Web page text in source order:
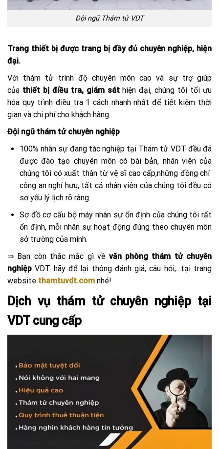
Đội ngũ Thám tử VDT
Trang thiết bị được trang bị đầy đủ chuyên nghiệp, hiện
đại.
Với thám tử trình độ chuyên môn cao và sự trợ giúp
của thiết bị điều tra, giám sáthiện đại, chúng tôi tối ưu
hóa quy trình điều tra 1 cách nhanh nhất để tiết kiệm thời
gian và chi phí cho khách hàng.
Đội ngũ thám tử chuyên nghiệp
100% nhân sự đang tác nghiệp tại Thám tử VDT đều đã
được đào tạo chuyên môn có bài bản, nhân viên của
chúng tôi có xuất thân từ vệ sĩ cao cấp,những đồng chí
công an nghỉ hưu, tất cả nhân viên của chúng tôi đều có
sơ yếu lý lịch rõ ràng.
Sơ đồ cơ cấu bộ máy nhân sự ổn định của chúng tôi rất
ổn định, mỗi nhân sự hoạt động đúng theo chuyên môn
sở trường của mình.
⇒ Bạn còn thắc mắc gì về văn phòng thám tử chuyên
nghiệp VDT hãy để lại thông đánh giá, câu hỏi,…tại trang
website thamtuvdt.com nhé!
Dịch vụ thám tử chuyên nghiệp tại
VDT cung cấp